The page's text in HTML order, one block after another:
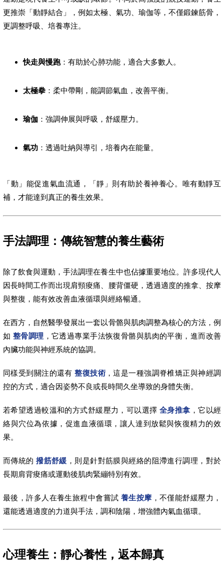
更推崇「動靜結合」，例如太極、氣功、瑜伽等，不僅鍛鍊筋骨，
更調整呼吸、培養專注。
快走與慢跑：有助於心肺功能，適合大多數人。
太極拳 ：柔中帶剛，能調節氣血，改善平衡。
瑜伽 ：強調伸展與呼吸，舒緩壓力。
氣功 ：透過吐納與導引，培養內在能量。
「動」能促進氣血流通，「靜」則有助於養神養心。唯有動靜互
補，才能達到真正的養生效果。
手法調理：傳統智慧的養生藝術
除了飲食與運動，手法調理在養生中也佔據重要地位。許多現代人
因長時間工作而出現肩頸痠痛、腰背僵硬，透過適度的推拿、按摩
與整復，能有效改善血液循環與經絡暢通。
在西方，自然醫學發展出一套以骨骼與肌肉調整為核心的方法，例
如 整骨調理 ，它透過專業手法恢復骨骼與肌肉的平衡，進而改善
內臟功能與神經系統的協調。
同樣受到關注的還有整復技術 ，這是一種強調脊椎矯正與神經調
控的方式，適合因姿勢不良或長時間久坐導致的身體失衡。
若希望透過較溫和的方式舒緩壓力，可以選擇 全身推拿 ，它以經
絡與穴位為依據，促進血液循環，讓人達到放鬆與恢復精力的效
果。
而傳統的撥筋舒緩 ，則是針對筋膜與經絡的阻滯進行調理，對於
長期肩背痠痛或運動後肌肉緊繃特別有效。
最後，許多人在養生旅程中會嘗試 養生按摩 ，不僅能舒緩壓力，
還能透過適度的力道與手法，調和陰陽，增強體內氣血循環。
心理養生：靜心養性，返本歸真